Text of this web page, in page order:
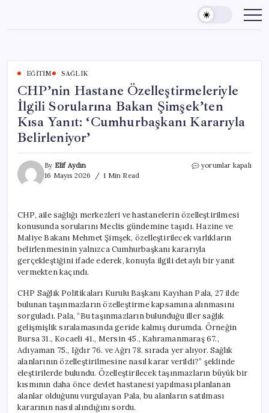
content
EĞITIM SAĞLIK
CHP’nin Hastane Özelleştirmeleriyle
İlgili Sorularına Bakan Şimşek’ten
Kısa Yanıt: ‘Cumhurbaşkanı Kararıyla
Belirleniyor’
By Elif Aydın
16 Mayıs 2026
1 Min Read
CHP’nin
Bakan
Şimşek’ten
Kısa
Yanıt:
‘Cumhurbaşkanı
Kararıyla
yorumlar kapalı
CHP, aile sağlığı merkezleri ve hastanelerin özelleştirilmesi
konusunda sorularını Meclis gündemine taşıdı. Hazine ve
Maliye Bakanı Mehmet Şimşek, özelleştirilecek varlıkların
belirlenmesinin yalnızca Cumhurbaşkanı kararıyla
gerçekleştiğini ifade ederek, konuyla ilgili detaylı bir yanıt
vermekten kaçındı.
CHP Sağlık Politikaları Kurulu Başkanı Kayıhan Pala, 27 ilde
bulunan taşınmazların özelleştirme kapsamına alınmasını
sorguladı. Pala, “Bu taşınmazların bulunduğu iller sağlık
gelişmişlik sıralamasında geride kalmış durumda. Örneğin
Bursa 31., Kocaeli 41., Mersin 45., Kahramanmaraş 67.,
Adıyaman 75., Iğdır 76. ve Ağrı 78. sırada yer alıyor. Sağlık
alanlarının özelleştirilmesine nasıl karar verildi?” şeklinde
eleştirilerde bulundu. Özelleştirilecek taşınmazların büyük bir
kısmının daha önce devlet hastanesi yapılması planlanan
alanlar olduğunu vurgulayan Pala, bu alanların satılması
kararının nasıl alındığını sordu.